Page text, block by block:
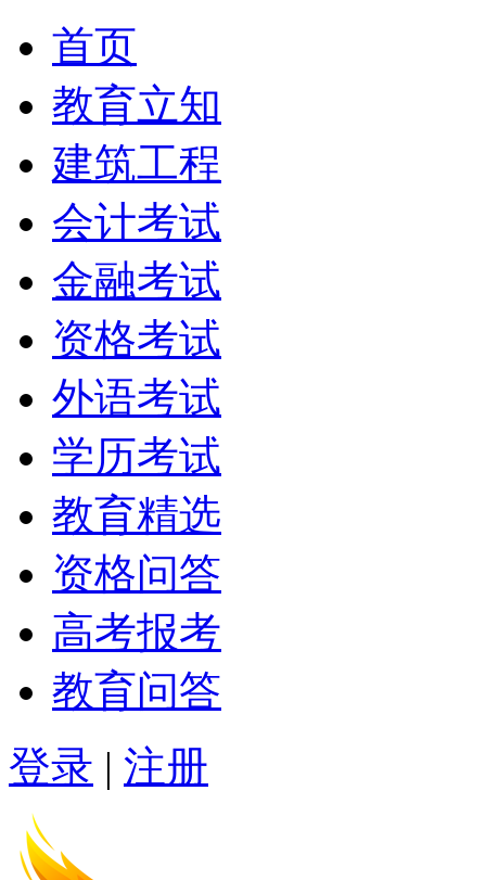
首页
教育立知
建筑工程
会计考试
金融考试
资格考试
外语考试
学历考试
教育精选
资格问答
高考报考
教育问答
登录 | 注册